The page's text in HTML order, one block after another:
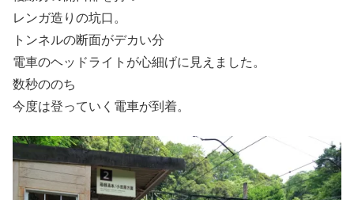
レンガ造りの坑口。
トンネルの断面がデカい分
電車のヘッドライトが心細げに見えました。
数秒ののち
今度は登っていく電車が到着。